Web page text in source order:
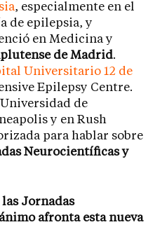
, especialmente en el
de epilepsia, y
en Medicina y
de Madrid.
Universitario 12 de
Epilepsy Centre.
de
y en Rush
para hablar sobre
Neurocientíficas y
Jornadas
afronta esta nueva